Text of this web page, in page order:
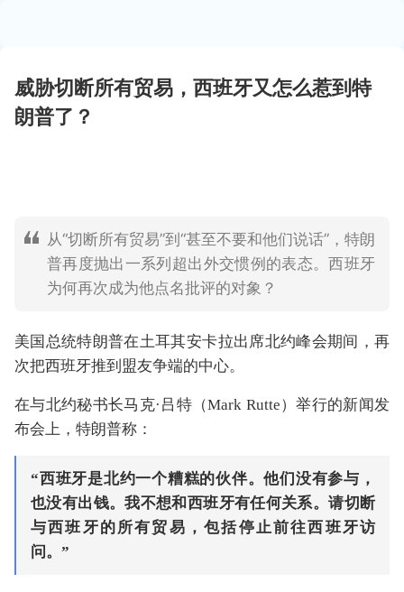
威胁切断所有贸易，西班牙又怎么惹到特
朗普了？
从“切断所有贸易”到“甚至不要和他们说话”，特朗
普再度抛出一系列超出外交惯例的表态。西班牙
为何再次成为他点名批评的对象？
美国总统特朗普在土耳其安卡拉出席北约峰会期间，再
次把西班牙推到盟友争端的中心。
在与北约秘书长马克·吕特（Mark Rutte）举行的新闻发
布会上，特朗普称：
“西班牙是北约一个糟糕的伙伴。他们没有参与，
也没有出钱。我不想和西班牙有任何关系。请切断
与西班牙的所有贸易，包括停止前往西班牙访
问。”